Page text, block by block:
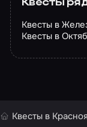
Квесты
Квесты в
Квесты в
Квесты в